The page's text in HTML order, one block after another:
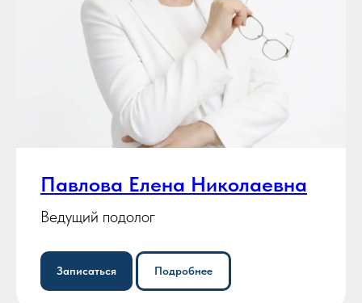
Павлова Елена Николаевна
Ведущий подолог
Записаться Подробнее